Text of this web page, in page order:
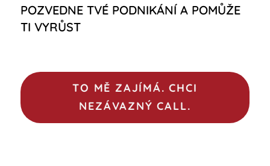
POZVEDNE TVÉ PODNIKÁNÍ A POMŮŽE
TI VYRŮST
TO MĚ ZAJÍMÁ. CHCI
NEZÁVAZNÝ CALL.